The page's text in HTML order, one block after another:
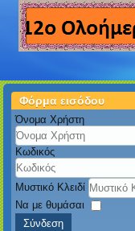
Φόρμα εισόδου
Όνομα Χρήστη
Κωδικός
Μυστικό Κλειδί
Να με θυμάσαι
Σύνδεση